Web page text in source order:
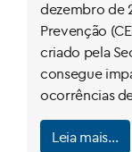
dezembro de
Prevenção
criado pela
consegue
ocorrências
Leia mais…